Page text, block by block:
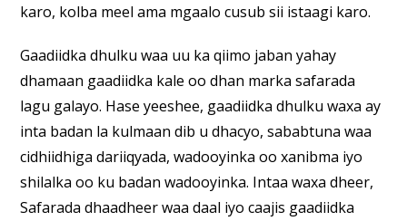
karo, kolba meel ama mgaalo cusub sii istaagi karo.
Gaadiidka dhulku waa uu ka qiimo jaban yahay
dhamaan gaadiidka kale oo dhan marka safarada
lagu galayo. Hase yeeshee, gaadiidka dhulku waxa ay
inta badan la kulmaan dib u dhacyo, sababtuna waa
cidhiidhiga dariiqyada, wadooyinka oo xanibma iyo
shilalka oo ku badan wadooyinka. Intaa waxa dheer,
Safarada dhaadheer waa daal iyo caajis gaadiidka